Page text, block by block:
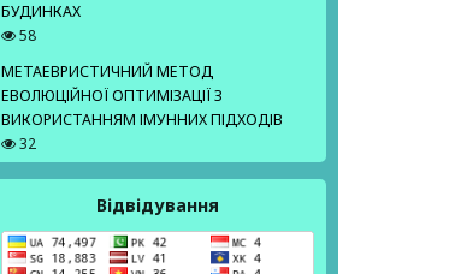
БУДИНКАХ
58
МЕТАЕВРИСТИЧНИЙ МЕТОД
ЕВОЛЮЦІЙНОЇ ОПТИМІЗАЦІЇ З
ВИКОРИСТАННЯМ ІМУННИХ ПІДХОДІВ
32
Відвідування